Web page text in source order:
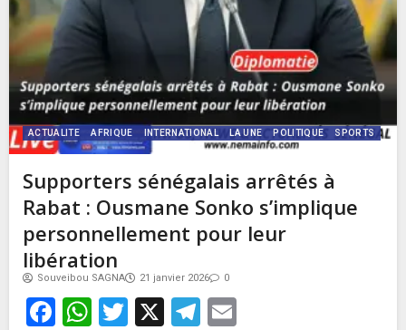
ACTUALITE AFRIQUE INTERNATIONAL LA UNE POLITIQUE SPORTS
Supporters sénégalais arrêtés à
Rabat : Ousmane Sonko s’implique
personnellement pour leur
libération
Souveibou SAGNA 21 janvier 2026 0
Facebook
WhatsApp
Twitter
X Telegram